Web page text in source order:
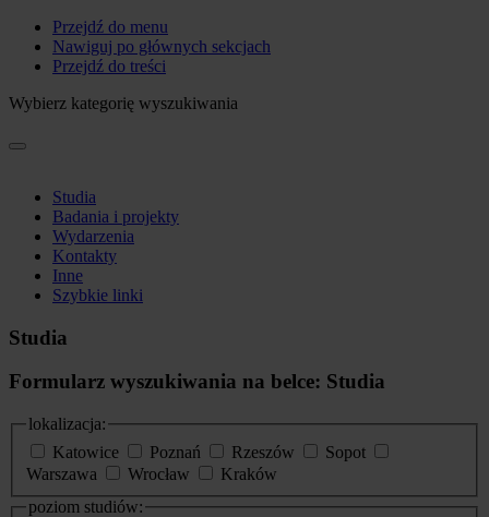
Przejdź do menu
Nawiguj po głównych sekcjach
Przejdź do treści
Wybierz kategorię wyszukiwania
Studia
Badania i projekty
Wydarzenia
Kontakty
Inne
Szybkie linki
Studia
Formularz wyszukiwania na belce: Studia
lokalizacja:
Katowice
Poznań Rzeszów
Sopot
Warszawa
Wrocław
Kraków
poziom studiów: